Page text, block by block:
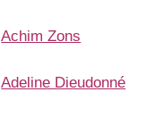
Achim Zons
Adeline Dieudonné